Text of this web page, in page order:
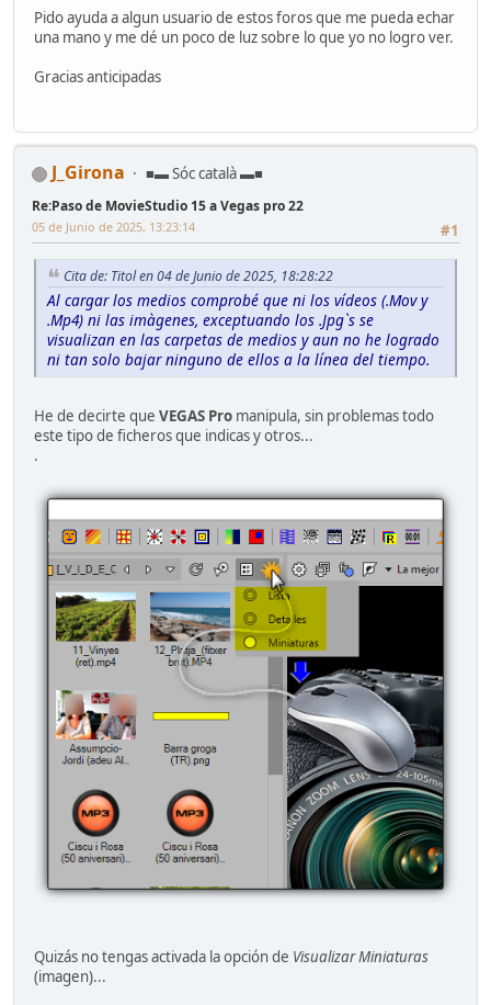
Pido ayuda a algun usuario de estos foros que me pueda echar
una mano y me dé un poco de luz sobre lo que yo no logro ver.
Gracias anticipadas
J_Girona ■▬ Sóc català ▬■
Re:Paso de MovieStudio 15 a Vegas pro 22
#1
05 de Junio de 2025, 13:23:14
Cita de: Titol en 04 de Junio de 2025, 18:28:22
Al cargar los medios comprobé que ni los vídeos (.Mov y
.Mp4) ni las imàgenes, exceptuando los .Jpg`s se
visualizan en las carpetas de medios y aun no he logrado
ni tan solo bajar ninguno de ellos a la línea del tiempo.
He de decirte que VEGAS Pro manipula, sin problemas todo
este tipo de ficheros que indicas y otros...
.
Quizás no tengas activada la opción de Visualizar Miniaturas
(imagen)...